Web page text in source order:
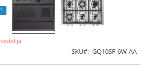
SKU GQ10SF-6W-AA